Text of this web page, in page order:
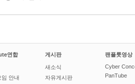
연합
임 안내
게시판
새소식
자유게시판
팬플룻영상
Cyber
PanTube